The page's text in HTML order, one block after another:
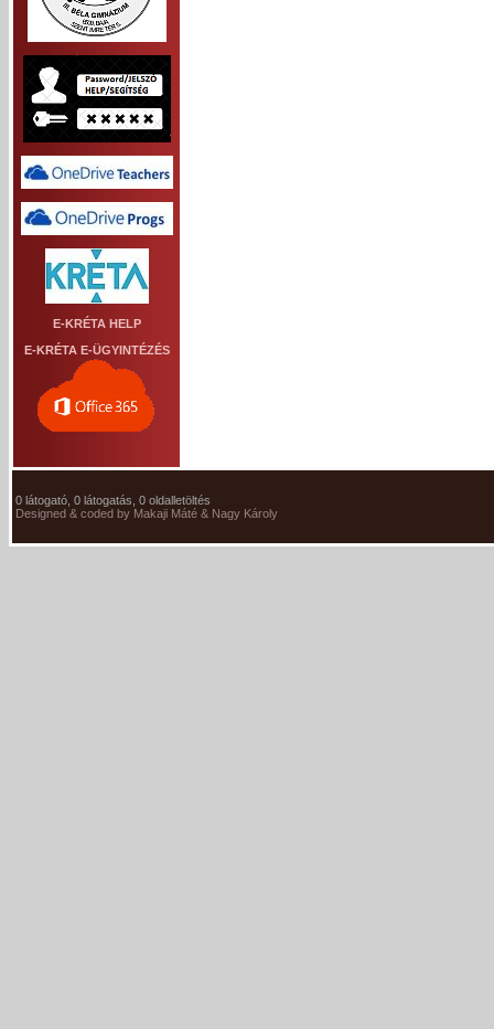
E-KRÉTA HELP
E-KRÉTA E-ÜGYINTÉZÉS
0 látogató, 0 látogatás, 0 oldalletöltés
Designed & coded by Makaji Máté & Nagy Károly